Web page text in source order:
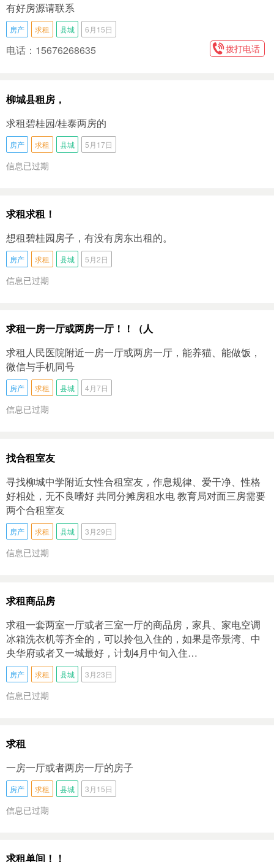
有好房源请联系
房产 求租 县城 6月15日
电话：15676268635 拨打电话
柳城县租房，
求租碧桂园/桂泰两房的
房产 求租 县城 5月17日
信息已过期
求租求租！
想租碧桂园房子，有没有房东出租的。
房产 求租 县城 5月2日
信息已过期
求租一房一厅或两房一厅！！（人
求租人民医院附近一房一厅或两房一厅，能养猫、能做饭，
微信与手机同号
房产 求租 县城 4月7日
信息已过期
找合租室友
寻找柳城中学附近女性合租室友，作息规律、爱干净、性格
好相处，无不良嗜好 共同分摊房租水电 教育局对面三房需要
两个合租室友
房产 求租 县城 3月29日
信息已过期
求租商品房
求租一套两室一厅或者三室一厅的商品房，家具、家电空调
冰箱洗衣机等齐全的，可以拎包入住的，如果是帝景湾、中
央华府或者又一城最好，计划4月中旬入住…
房产 求租 县城 3月23日
信息已过期
求租
一房一厅或者两房一厅的房子
房产 求租 县城 3月15日
信息已过期
求租单间！！